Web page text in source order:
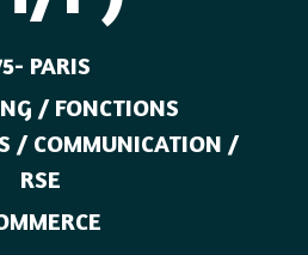
PARIS
/ FONCTIONS
/ COMMUNICATION /
RSE